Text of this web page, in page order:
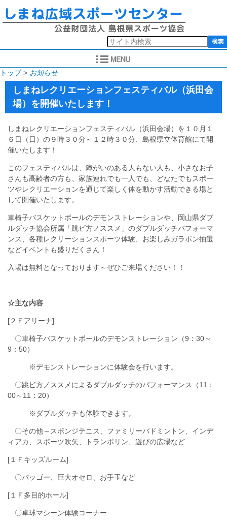
現
在
置：
トップ> お知らせ
しまねレクリエーションフェスティバル（浜田会
場）を開催いたします！
しまねレクリエーションフェスティバル（浜田会場）を１０月１
６日（日）の９時３０分～１２時３０分、島根県立体育館にて開
催いたします！
このフェスティバルは、障がいのある人もない人も、小さなお子
さんも高齢者の方も、家族連れでも一人でも、どなたでもスポー
ツやレクリエーションを通じて楽しく体を動かす活動できる場と
して開催いたします。
車椅子バスケットボールのデモンストレーションや、岡山県ダブ
ルダッチ協会所属「跳ビ方ノススメ」のダブルダッチパフォーマ
ンス、各種レクリーションスポーツ体験、お楽しみガラポン抽選
などイベントも盛りだくさん！
入場は無料となっております～ぜひご来場ください！！
☆主な内容
[２Ｆアリーナ]
〇車椅子バスケットボールのデモンストレーション（9：30～
9：50）
※デモンストレーションに体験会を行います。
〇跳ビ方ノススメによるダブルダッチのパフォーマンス（11：
00～11：20）
※ダブルダッチも体験できます。
〇その他～スポンジテニス、ファミリーバドミントン、インデ
ィアカ、スポーツ吹矢、トランポリン、遊びの広場など
[１Ｆキッズルーム]
〇バッゴー、巨大オセロ、お手玉など
[１Ｆ多目的ホール]
〇卓球マシーン体験コーナー